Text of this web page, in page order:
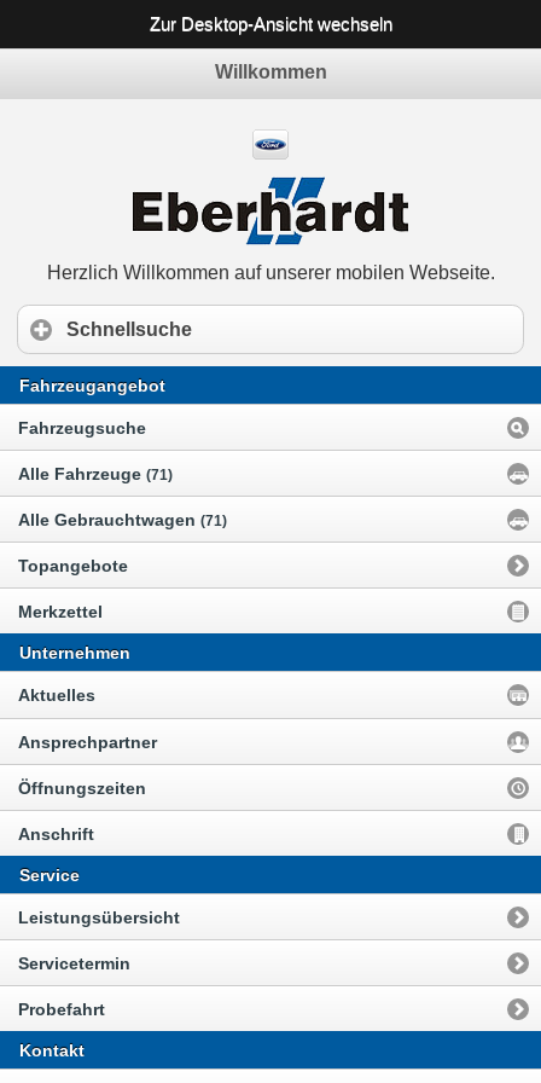
Zur Desktop-Ansicht wechseln
Willkommen
Herzlich Willkommen auf unserer mobilen Webseite.
Schnellsuche
Fahrzeugangebot
Fahrzeugsuche
Alle Fahrzeuge (71)
Alle Gebrauchtwagen (71)
Topangebote
Merkzettel
Unternehmen
Aktuelles
Ansprechpartner
Öffnungszeiten
Anschrift
Service
Leistungsübersicht
Servicetermin
Probefahrt
Kontakt